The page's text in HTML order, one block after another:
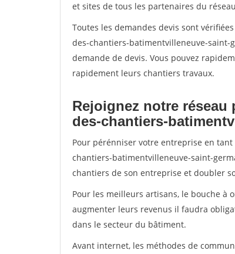
et sites de tous les partenaires du
Toutes les demandes devis sont
des-chantiers-batimentvilleneuve-saint-
demande de devis. Vous pouvez
rapidement leurs chantiers travaux.
Rejoignez notre
des-chantiers-
Pour pérénniser votre entreprise en
chantiers-batimentvilleneuve-saint-
chantiers de son entreprise et doubler
Pour les meilleurs artisans, le bouche
augmenter leurs revenus il faudra
dans le secteur du bâtiment.
Avant internet, les méthodes de